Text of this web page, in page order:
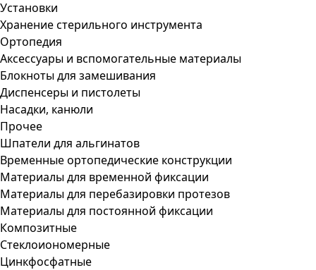
Установки
Хранение стерильного инструмента
Ортопедия
Аксессуары и вспомогательные материалы
Блокноты для замешивания
Диспенсеры и пистолеты
Насадки, канюли
Прочее
Шпатели для альгинатов
Временные ортопедические конструкции
Материалы для временной фиксации
Материалы для перебазировки протезов
Материалы для постоянной фиксации
Композитные
Стеклоиономерные
Цинкфосфатные